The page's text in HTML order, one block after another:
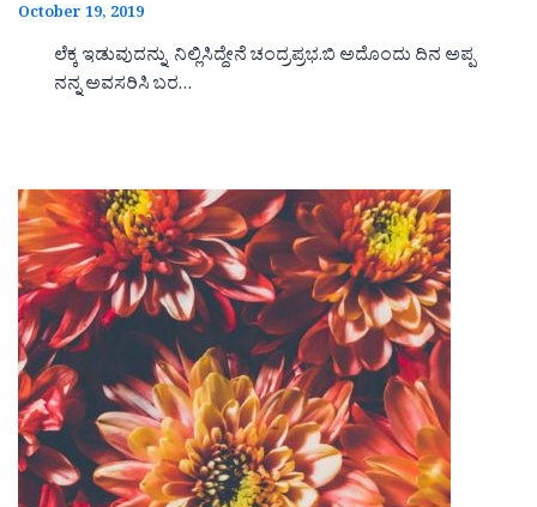
October 19, 2019
ಲೆಕ್ಕ ಇಡುವುದನ್ನು ನಿಲ್ಲಿಸಿದ್ದೇನೆ ಚಂದ್ರಪ್ರಭ.ಬಿ ಅದೊಂದು ದಿನ ಅಪ್ಪ
ನನ್ನ ಅವಸರಿಸಿ ಬರ…